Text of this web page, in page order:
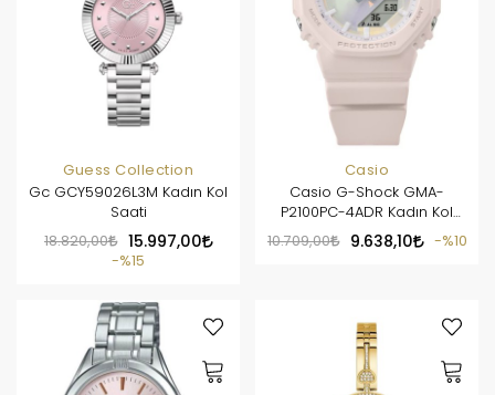
Guess Collection
Gc GCY59026L3M Kadın Kol
Saati
18.820,00
15.997,00
%15
Casio
Casio G-Shock GMA-
P2100PC-4ADR Kadın Kol
Saati
10.709,00 9.638,10 %10